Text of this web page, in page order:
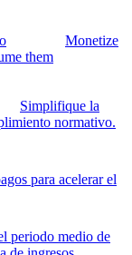
Monetize
them
Simplifique la
normativo.
para acelerar el
periodo medio de